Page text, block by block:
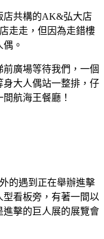
店共構的AK&弘大店
走走，但因為走錯樓
。
廣場等待我們，一個
大人偶站一整排，仔
航海王餐廳！
的遇到正在舉辦進擊
看板旁，有著一間以
擊的巨人展的展覽會